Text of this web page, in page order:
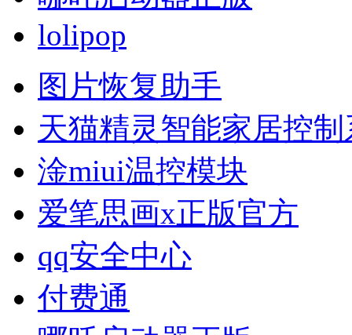
lolipop
图片恢复助手
天猫精灵智能家居控
淦miui温控模块
爱笔思画x正版官方
qq安全中心
付费通